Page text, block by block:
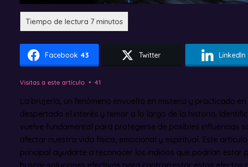
Facebook 43 Twitter LinkedIn
Visitas a este artículo 41
La brujería, un fenómeno envuelto en misterio y practicado
despertado el interés y temor a lo largo de la historia.
vuelve fundamental para protegerse de posibles influencias
afectar nuestra vida física, emocional y espiritual. Este
principal ayudarte a reconocer los indicios que podrían estar